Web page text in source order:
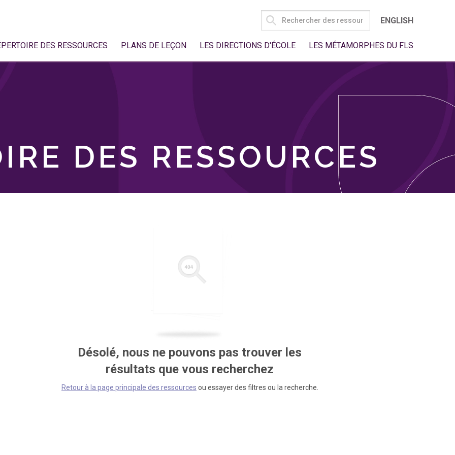
SEARCH
FOR:
ENGLISH
DES RESSOURCES PLANS DE LEÇON LES DIRECTIONS D'ÉCOLE LES MÉTAMORPHES DU FLS
DES RESSOURCES
Désolé, nous ne pouvons pas trouver les
résultats que vous recherchez
Retour à la page principale des ressources ou essayer des filtres ou la recherche.